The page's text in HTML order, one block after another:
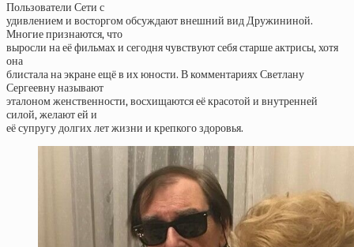
Пользователи Сети с
удивлением и восторгом обсуждают внешний вид Дружининой.
Многие признаются, что
выросли на её фильмах и сегодня чувствуют себя старше актрисы, хотя
она
блистала на экране ещё в их юности. В комментариях Светлану
Сергеевну называют
эталоном женственности, восхищаются её красотой и внутренней
силой, желают ей и
её супругу долгих лет жизни и крепкого здоровья.